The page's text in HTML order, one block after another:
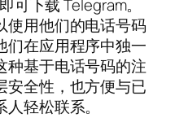
可下载 Telegram。
使用他们的电话号码
们在应用程序中独一
种基于电话号码的注
安全性，也方便与已
轻松联系。